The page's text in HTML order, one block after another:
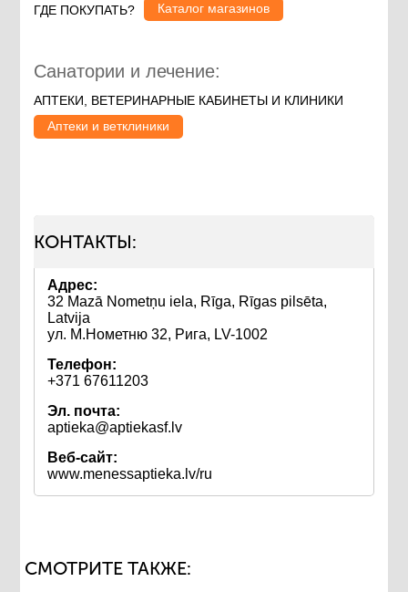
ГДЕ ПОКУПАТЬ? Каталог магазинов
Санатории и лечение:
АПТЕКИ, ВЕТЕРИНАРНЫЕ КАБИНЕТЫ И КЛИНИКИ
Аптеки и ветклиники
КОНТАКТЫ:
Адрес:
32 Mazā Nometņu iela, Rīga, Rīgas pilsēta,
Latvija
ул. М.Нометню 32, Рига, LV-1002
Телефон:
+371 67611203
Эл. почта:
aptieka@aptiekasf.lv
Веб-сайт:
www.menessaptieka.lv/ru
СМОТРИТЕ ТАКЖЕ: